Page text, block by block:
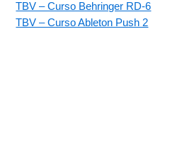
TBV – Curso Behringer RD-6
TBV – Curso Ableton Push 2